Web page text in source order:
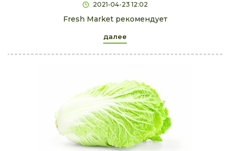
2021-04-23 12:02
Fresh Market рекомендует
далее